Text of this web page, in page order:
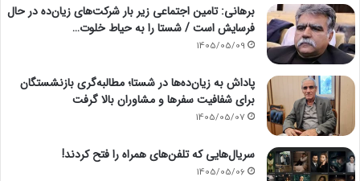
برهانی: تامین اجتماعی زیر بار شرکت‌های زیان‌ده در حال
فرسایش است / شستا را به حیاط خلوت…
1405/05/09
پاداش به زیان‌ده‌ها در شستا؛ مطالبه‌گری بازنشستگان
برای شفافیت سفرها و مشاوران بالا گرفت
1405/05/07
سریال‌هایی که تلفن‌های همراه را فتح کردند!
1405/05/06